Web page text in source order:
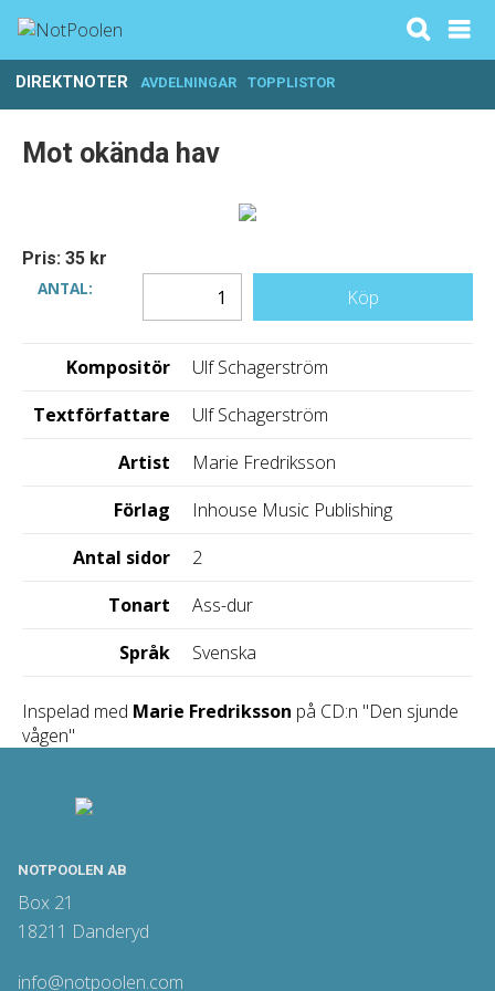
DIREKTNOTER AVDELNINGAR TOPPLISTOR
Mot okända hav
Pris: 35 kr
ANTAL:
Köp
Kompositör
Ulf Schagerström
Textförfattare
Ulf Schagerström
Artist
Marie Fredriksson
Förlag
Inhouse Music Publishing
Antal sidor
2
Tonart
Ass-dur
Språk
Svenska
Inspelad med Marie Fredriksson på CD:n "Den sjunde
vågen"
NOTPOOLEN AB
Box 21
18211 Danderyd
info@notpoolen.com